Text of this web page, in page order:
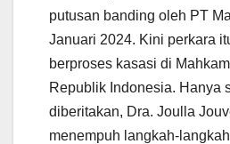
putusan banding oleh PT
Januari 2024. Kini perkara
berproses kasasi di
Republik Indonesia. Hanya
diberitakan, Dra. Joulla
menempuh langkah-